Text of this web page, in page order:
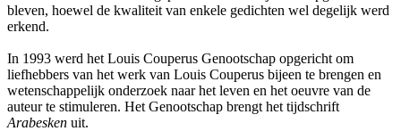
bleven, hoewel de kwaliteit van enkele gedichten wel degelijk werd
erkend.
In 1993 werd het Louis Couperus Genootschap opgericht om
liefhebbers van het werk van Louis Couperus bijeen te brengen en
wetenschappelijk onderzoek naar het leven en het oeuvre van de
auteur te stimuleren. Het Genootschap brengt het tijdschrift
Arabesken uit.